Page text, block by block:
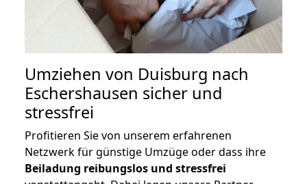
Umziehen von Duisburg nach
Eschershausen sicher und
stressfrei
Profitieren Sie von unserem erfahrenen
Netzwerk für günstige Umzüge oder dass ihre
Beiladung reibungslos und stressfrei